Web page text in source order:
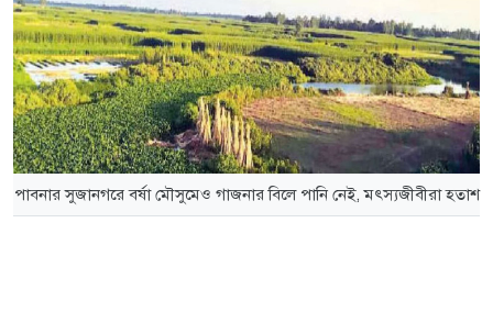
পাবনার সুজানগরে বর্ষা মৌসুমেও গাজনার বিলে পানি নেই, মৎস্যজীবীরা হতাশ